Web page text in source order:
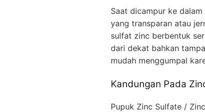
Saat dicampur ke
yang transparan atau
sulfat zinc berbentuk
dari dekat bahkan
mudah menggumpal
Kandungan Pada
Pupuk Zinc Sulfate /